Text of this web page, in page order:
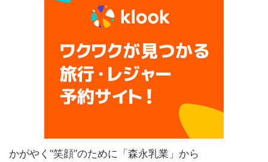
かがやく“笑顔”のために「森永乳業」から